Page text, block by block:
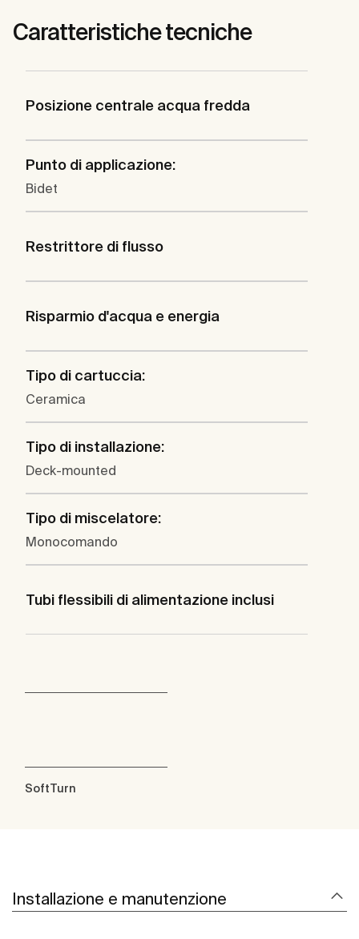
Caratteristiche tecniche
Posizione centrale acqua fredda
Punto di applicazione:
Bidet
Restrittore di flusso
Risparmio d'acqua e energia
Tipo di cartuccia:
Ceramica
Tipo di installazione:
Deck-mounted
Tipo di miscelatore:
Monocomando
Tubi flessibili di alimentazione inclusi
SoftTurn
Installazione e manutenzione